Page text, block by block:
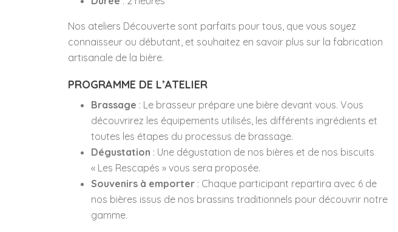
Nos ateliers Découverte sont parfaits pour tous, que vous soyez
connaisseur ou débutant, et souhaitez en savoir plus sur la fabrication
artisanale de la bière.
PROGRAMME DE L’ATELIER
Brassage : Le brasseur prépare une bière devant vous. Vous
découvrirez les équipements utilisés, les différents ingrédients et
toutes les étapes du processus de brassage.
Dégustation : Une dégustation de nos bières et de nos biscuits
« Les Rescapés » vous sera proposée.
Souvenirs à emporter: Chaque participant repartira avec 6 de
nos bières issus de nos brassins traditionnels pour découvrir notre
gamme.